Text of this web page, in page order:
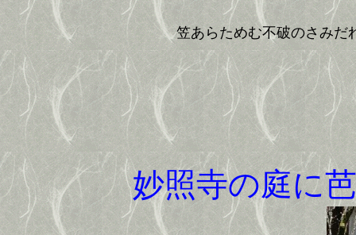
笠あらためむ不破のさみだ
妙照寺の庭に